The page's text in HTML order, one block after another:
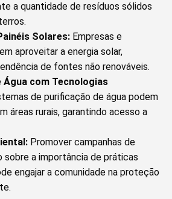
a quantidade de resíduos sólidos
Solares: Empresas e
aproveitar a energia solar,
de fontes não renováveis.
com Tecnologias
de purificação de água podem
áreas rurais, garantindo acesso a
Promover campanhas de
sobre a importância de práticas
engajar a comunidade na proteção